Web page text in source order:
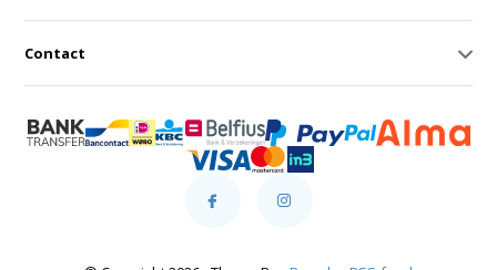
Contact